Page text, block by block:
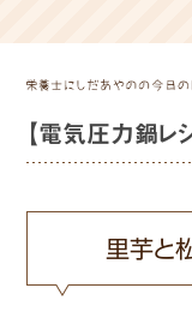
【電気圧力鍋レ
里芋と